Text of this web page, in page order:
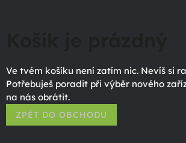
Ve tvém košíku není zatím nic. Nevíš si
Potřebuješ poradit při výběr nového
na nás obrátit.
ZPĚT DO OBCHODU